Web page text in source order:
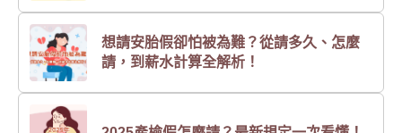
想請安胎假卻怕被為難？從請多久、怎麼
請，到薪水計算全解析！